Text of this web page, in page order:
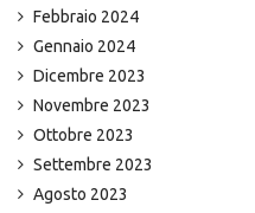
Febbraio 2024
Gennaio 2024
Dicembre 2023
Novembre 2023
Ottobre 2023
Settembre 2023
Agosto 2023